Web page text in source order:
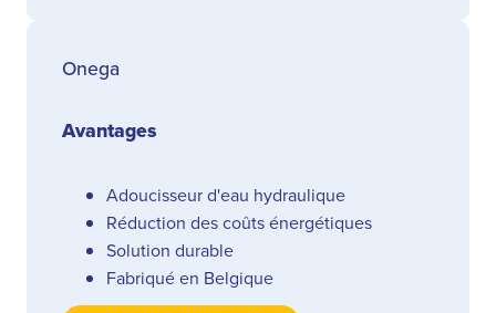
Onega
Avantages
Adoucisseur d'eau hydraulique
Réduction des coûts énergétiques
Solution durable
Fabriqué en Belgique